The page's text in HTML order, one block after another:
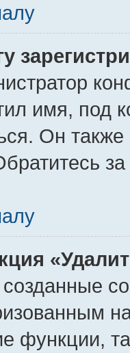
имя, под
Он
функции,